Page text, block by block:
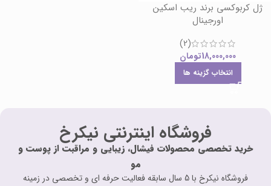
ژل کربوکسی برند ریب اسکین
اورجینال
(2)
18,000,000تومان
انتخاب گزینه ها
فروشگاه اینترنتی نیکرخ
خرید تخصصی محصولات فیشال، زیبایی و مراقبت از پوست و
مو
فروشگاه نیکرخ با 5 سال سابقه فعالیت حرفه ای و تخصصی در زمینه